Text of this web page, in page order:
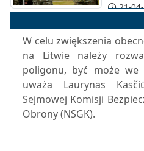
21-
W celu zwiększenia
na Litwie należy
poligonu, być może we
uważa Laurynas
Sejmowej Komisji
Obrony (NSGK).